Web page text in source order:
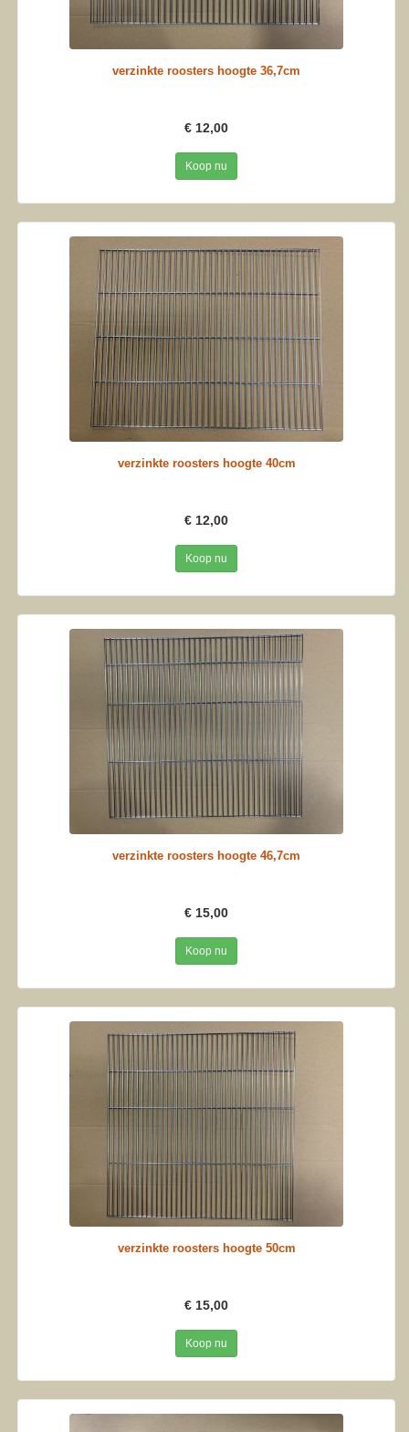
verzinkte roosters hoogte 36,7cm
€ 12,00
Koop nu
verzinkte roosters hoogte 40cm
€ 12,00
Koop nu
verzinkte roosters hoogte 46,7cm
€ 15,00
Koop nu
verzinkte roosters hoogte 50cm
€ 15,00
Koop nu